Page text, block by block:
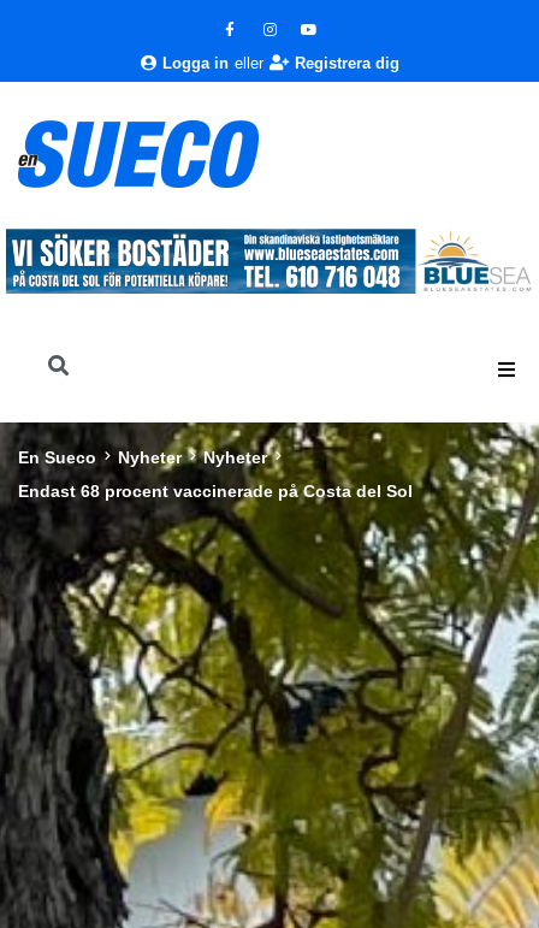
Logga in eller Registrera dig
En Sueco Nyheter
Nyheter
Endast 68 procent vaccinerade på Costa del Sol